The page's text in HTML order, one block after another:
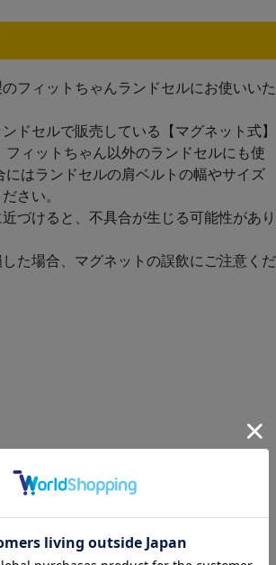
フィットちゃんランドセルにお使いいた
ドセルで販売している【マグネット式】
フィットちゃん以外のランドセルにも使
にはランドセルの肩ベルトの幅やサイズ
さい。
づけると、不具合が生じる可能性があり
た場合、マグネットの誤飲にご注意くだ